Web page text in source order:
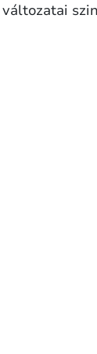
változatai